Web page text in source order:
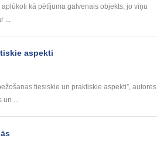
kā pētījuma galvenais objekts, jo viņu
...
aspekti
tiesiskie un praktiskie aspekti”, autores
un ...